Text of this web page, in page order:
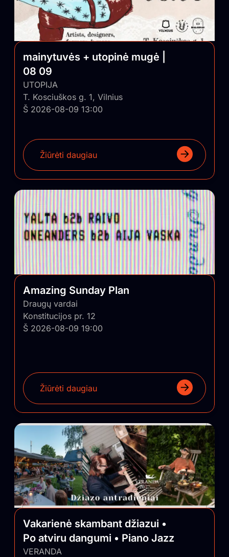
mainytuvės + utopinė mugė |
08 09
UTOPIJA
T. Kosciuškos g. 1, Vilnius
Š 2026-08-09 13:00
Žiūrėti daugiau
Amazing Sunday Plan
Draugų vardai
Konstitucijos pr. 12
Š 2026-08-09 19:00
Žiūrėti daugiau
Vakarienė skambant džiazui •
Po atviru dangumi • Piano Jazz
VERANDA